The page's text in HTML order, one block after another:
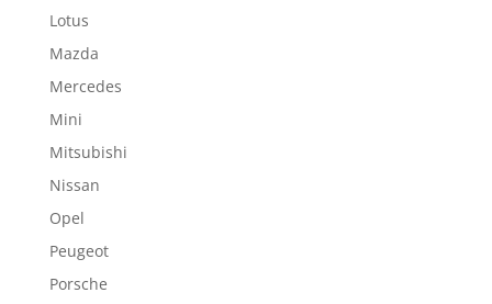
Lotus
Mazda
Mercedes
Mini
Mitsubishi
Nissan
Opel
Peugeot
Porsche